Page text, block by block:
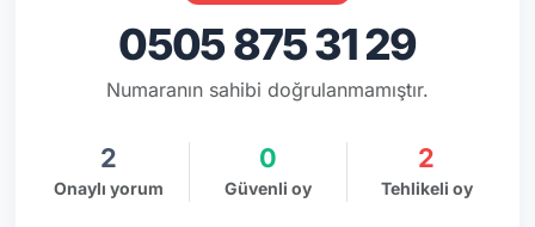
0505 875 31 29
Numaranın sahibi doğrulanmamıştır.
2
Onaylı yorum
0
Güvenli oy
2
Tehlikeli oy